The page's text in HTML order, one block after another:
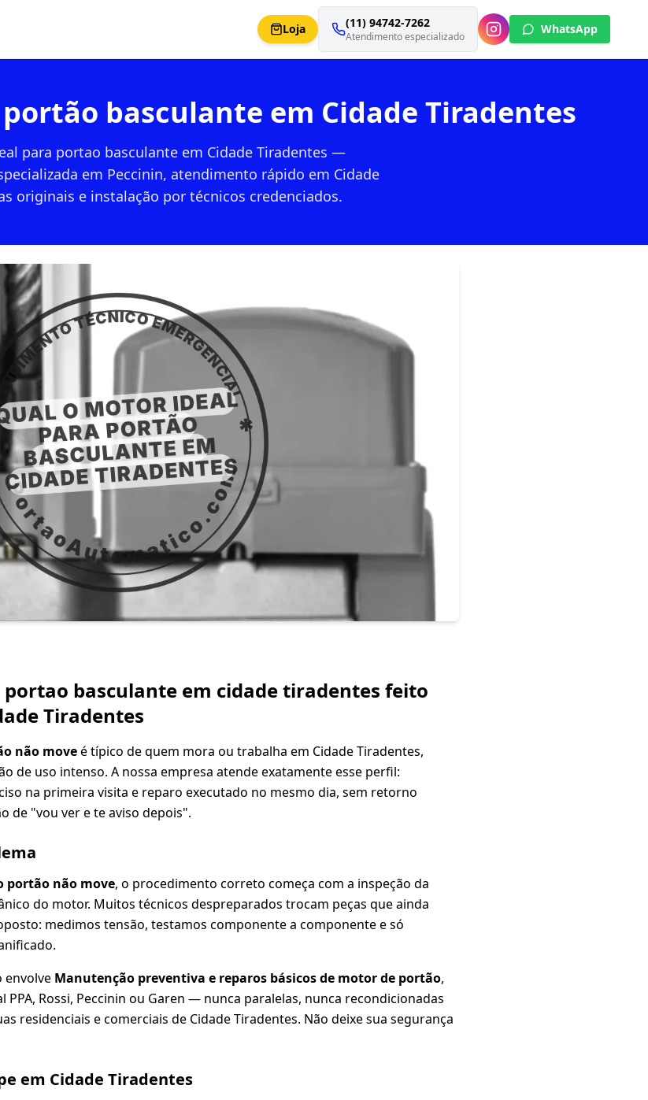
Loja (11) 94742-7262
Atendimento especializado
WhatsApp
basculante em Cidade Tiradentes
para portao basculante em Cidade Tiradentes —
em Peccinin, atendimento rápido em Cidade
originais e instalação por técnicos credenciados.
basculante em cidade tiradentes feito
Tiradentes
não moveé típico de quem mora ou trabalha em Cidade Tiradentes,
de uso intenso. A nossa empresa atende exatamente esse perfil:
na primeira visita e reparo executado no mesmo dia, sem retorno
de "vou ver e te aviso depois".
portão não move, o procedimento correto começa com a inspeção da
do motor. Muitos técnicos despreparados trocam peças que ainda
medimos tensão, testamos componente a componente e só
envolve Manutenção preventiva e reparos básicos de motor de portão,
Rossi, Peccinin ou Garen — nunca paralelas, nunca recondicionadas
residenciais e comerciais de Cidade Tiradentes. Não deixe sua segurança
em Cidade Tiradentes